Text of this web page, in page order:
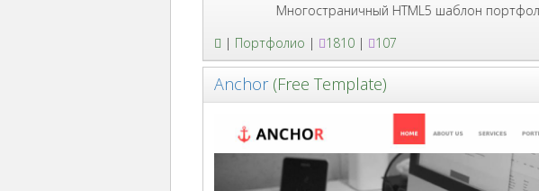
Многостраничный HTML5 шаблон портфолио
| Портфолио | 1810 | 107
Anchor(Free Template)